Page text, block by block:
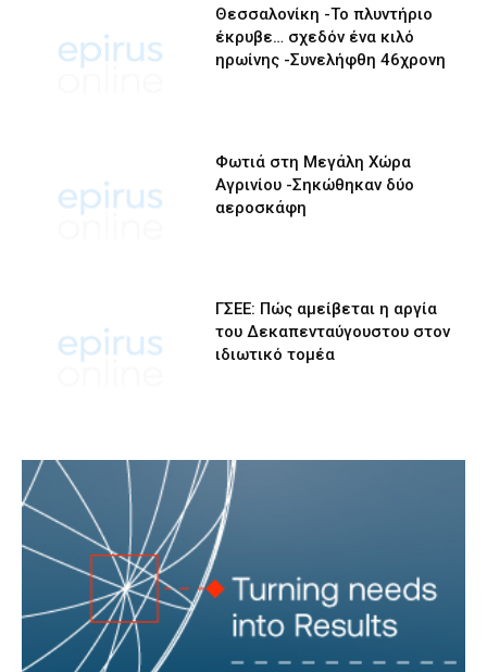
Θεσσαλονίκη -Το πλυντήριο
έκρυβε… σχεδόν ένα κιλό
ηρωίνης -Συνελήφθη 46χρονη
Φωτιά στη Μεγάλη Χώρα
Αγρινίου -Σηκώθηκαν δύο
αεροσκάφη
ΓΣΕΕ: Πώς αμείβεται η αργία
του Δεκαπενταύγουστου στον
ιδιωτικό τομέα